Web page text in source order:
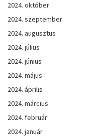
2024. október
2024. szeptember
2024. augusztus
2024. július
2024. június
2024. május
2024. április
2024. március
2024. február
2024. január